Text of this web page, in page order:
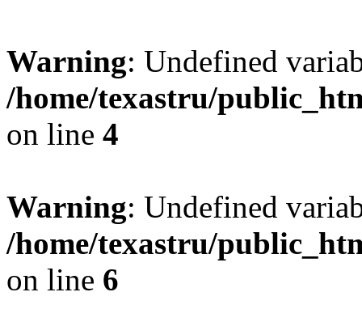
Warning: Undefined
/home/texastru/
on line 4
Warning: Undefined
/home/texastru/
on line 6